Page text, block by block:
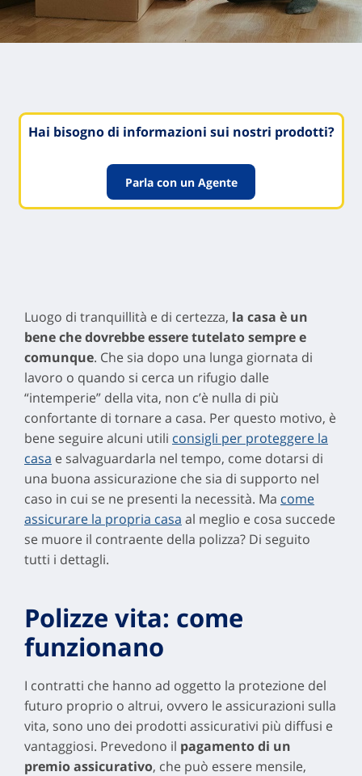
Hai bisogno di informazioni sui nostri prodotti?
Parla con un Agente
Luogo di tranquillità e di certezza, la casa è un
bene che dovrebbe essere tutelato sempre e
comunque. Che sia dopo una lunga giornata di
lavoro o quando si cerca un rifugio dalle
“intemperie” della vita, non c’è nulla di più
confortante di tornare a casa. Per questo motivo, è
bene seguire alcuni utili consigli per proteggere la
casa e salvaguardarla nel tempo, come dotarsi di
una buona assicurazione che sia di supporto nel
caso in cui se ne presenti la necessità. Ma come
assicurare la propria casa al meglio e cosa succede
se muore il contraente della polizza? Di seguito
tutti i dettagli.
Polizze vita: come
funzionano
I contratti che hanno ad oggetto la protezione del
futuro proprio o altrui, ovvero le assicurazioni sulla
vita, sono uno dei prodotti assicurativi più diffusi e
vantaggiosi. Prevedono il pagamento di un
premio assicurativo, che può essere mensile,